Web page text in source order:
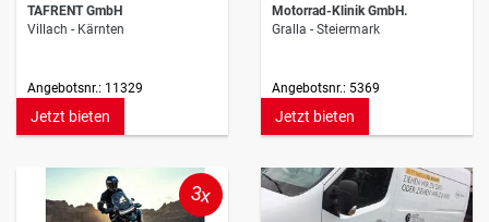
TAFRENT GmbH
Villach - Kärnten
Angebotsnr.: 11329
Jetzt bieten
Motorrad-Klinik GmbH.
Gralla - Steiermark
Angebotsnr.: 5369
Jetzt bieten
3x